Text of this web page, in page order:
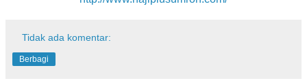
Tidak ada komentar:
Berbagi